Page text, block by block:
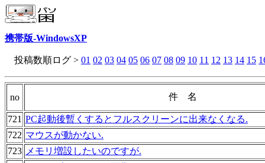
携帯版-WindowsXP
投稿数順ログ > 01 02 03 04 05 06 07 08 09 10 11 12 13 14 15
no 件 名
721 PC起動後暫くするとフルスクリーンに出来なくなる.
722 マウスが動かない.
723 メモリ増設したいのですが.